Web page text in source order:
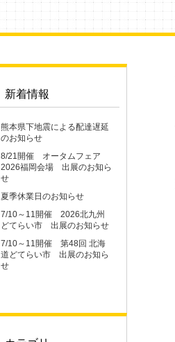
新着情報
熊本県下地震による配達遅延
のお知らせ
8/21開催 オータムフェア
2026福岡会場 出展のお知ら
せ
夏季休業日のお知らせ
7/10～11開催 2026北九州
どてらい市 出展のお知らせ
7/10～11開催 第48回 北海
道どてらい市 出展のお知ら
せ